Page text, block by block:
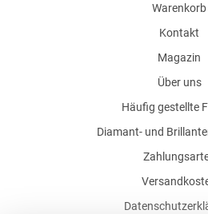
Warenkorb
Kontakt
Magazin
Über uns
Häufig gestellte
Diamant- und